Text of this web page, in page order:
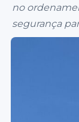
no
segurança